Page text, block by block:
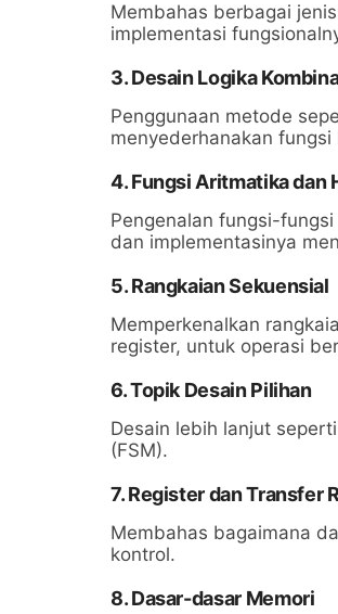
Membahas berbagai jenis
implementasi
3. Desain Logika
Penggunaan metode
menyederhanakan
4. Fungsi Aritmatika dan
Pengenalan fungsi-
dan implementasinya
5. Rangkaian Sekuensial
Memperkenalkan
register, untuk operasi
6. Topik Desain Pilihan
Desain lebih lanjut
(FSM).
7. Register dan Transfer
Membahas bagaimana
kontrol.
8. Dasar-dasar Memori